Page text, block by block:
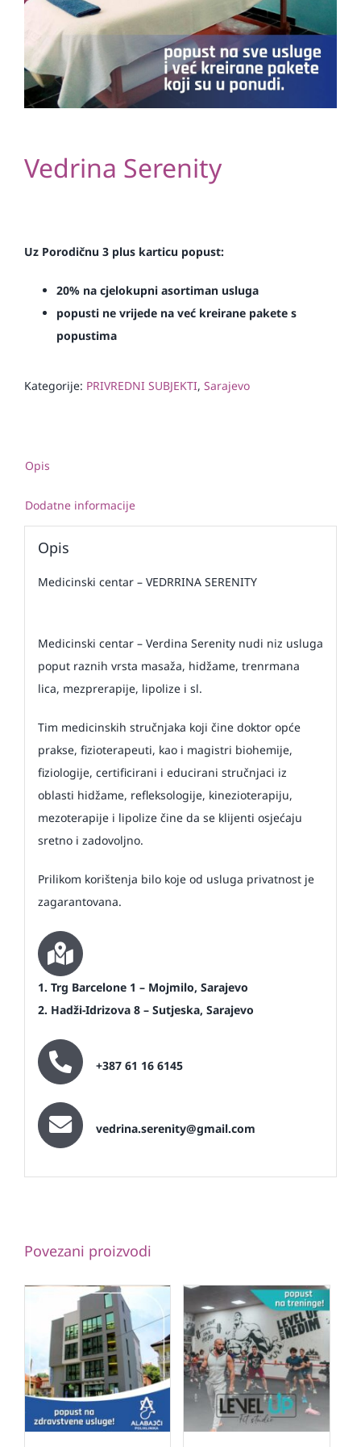
Vedrina Serenity
Uz Porodičnu 3 plus karticu popust:
20% na cjelokupni asortiman usluga
popusti ne vrijede na već kreirane pakete s
popustima
Kategorije: PRIVREDNI SUBJEKTI, Sarajevo
Opis
Dodatne informacije
Opis
Medicinski centar – VEDRRINA SERENITY
Medicinski centar – Verdina Serenity nudi niz usluga
poput raznih vrsta masaža, hidžame, trenrmana
lica, mezprerapije, lipolize i sl.
Tim medicinskih stručnjaka koji čine doktor opće
prakse, fizioterapeuti, kao i magistri biohemije,
fiziologije, certificirani i educirani stručnjaci iz
oblasti hidžame, refleksologije, kinezioterapiju,
mezoterapije i lipolize čine da se klijenti osjećaju
sretno i zadovoljno.
Prilikom korištenja bilo koje od usluga privatnost je
zagarantovana.
1. Trg Barcelone 1 – Mojmilo, Sarajevo
2. Hadži-Idrizova 8 – Sutjeska, Sarajevo
+387 61 16 6145
vedrina.serenity@gmail.com
Povezani proizvodi